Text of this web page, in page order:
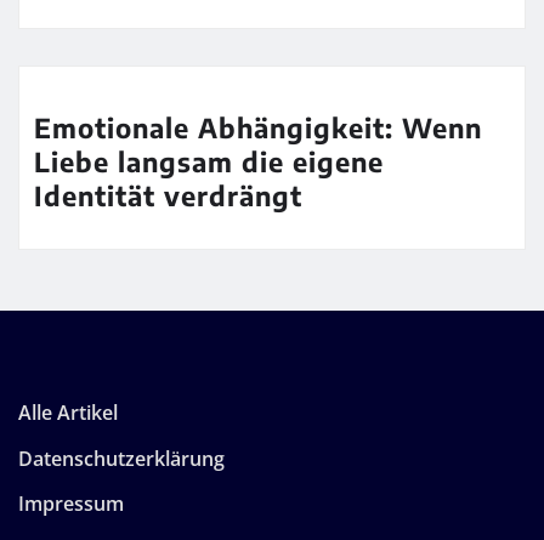
Emotionale Abhängigkeit: Wenn
Liebe langsam die eigene
Identität verdrängt
Alle Artikel
Datenschutzerklärung
Impressum